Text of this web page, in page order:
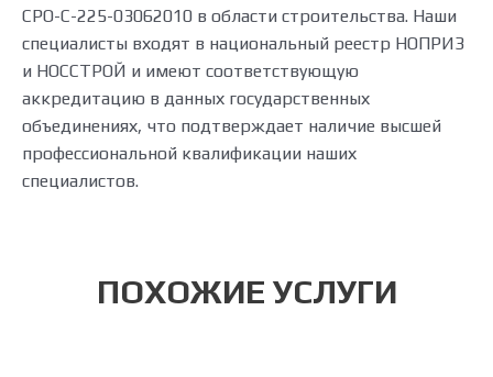
СРО-С-225-03062010 в области строительства. Наши
специалисты входят в национальный реестр НОПРИЗ
и НОССТРОЙ и имеют соответствующую
аккредитацию в данных государственных
объединениях, что подтверждает наличие высшей
профессиональной квалификации наших
специалистов.
ПОХОЖИЕ УСЛУГИ